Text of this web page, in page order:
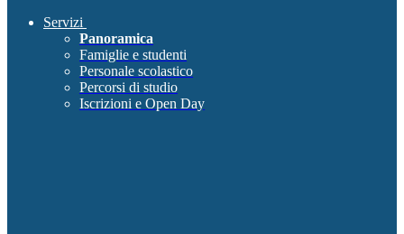
Servizi
Panoramica
Famiglie e studenti
Personale scolastico
Percorsi di studio
Iscrizioni e Open Day